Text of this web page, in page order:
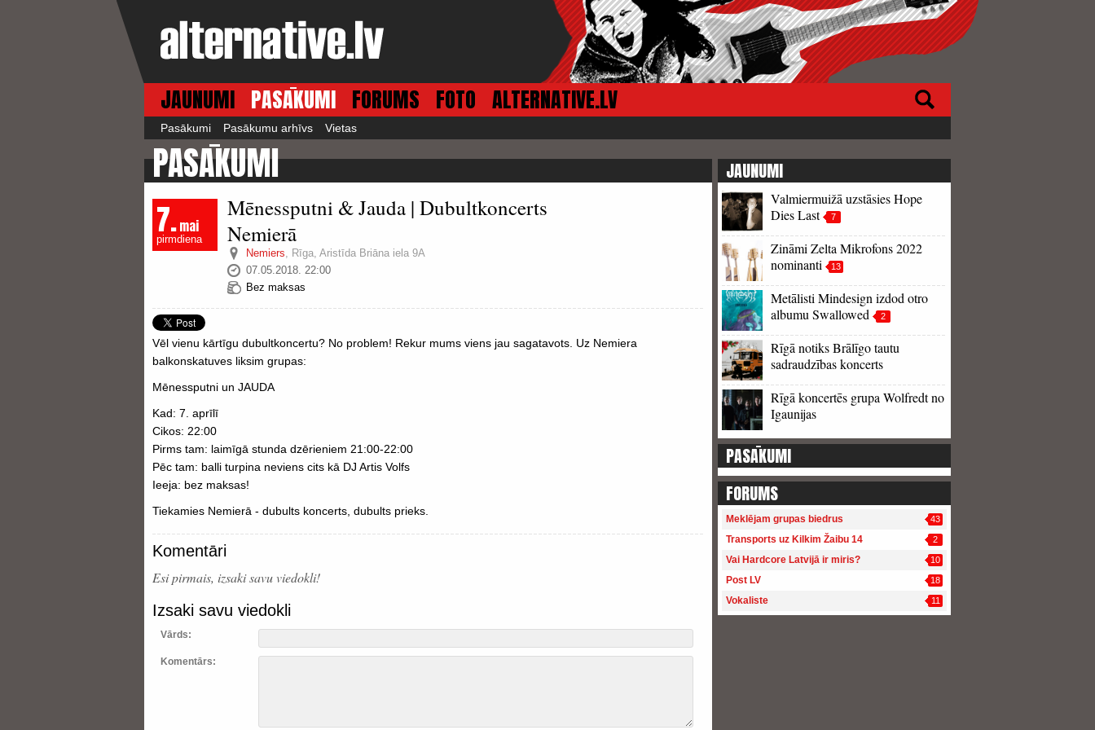
JAUNUMI PASĀKUMI FORUMS FOTO ALTERNATIVE.LV
Pasākumi Pasākumu arhīvs Vietas
PASĀKUMI
7.mai
pirmdiena
Mēnessputni & Jauda | Dubultkoncerts
Nemierā
Nemiers, Rīga, Aristīda Briāna iela 9A
07.05.2018. 22:00
Bez maksas
Vēl vienu kārtīgu dubultkoncertu? No problem! Rekur mums viens jau sagatavots. Uz Nemiera
balkonskatuves liksim grupas:
Mēnessputni un JAUDA
Kad: 7. aprīlī
Cikos: 22:00
Pirms tam: laimīgā stunda dzērieniem 21:00-22:00
Pēc tam: balli turpina neviens cits kā DJ Artis Volfs
Ieeja: bez maksas!
Tiekamies Nemierā - dubults koncerts, dubults prieks.
Komentāri
Esi pirmais, izsaki savu viedokli!
Izsaki savu viedokli
Vārds:
Komentārs:
JAUNUMI
Valmiermuižā uzstāsies Hope
Dies Last
7
Zināmi Zelta Mikrofons 2022
nominanti
13
Metālisti Mindesign izdod otro
albumu Swallowed
2
Rīgā notiks Brālīgo tautu
sadraudzības koncerts
Rīgā koncertēs grupa Wolfredt no
Igaunijas
PASĀKUMI
FORUMS
Meklējam grupas biedrus 43
Transports uz Kilkim Žaibu 14 2
Vai Hardcore Latvijā ir miris? 10
Post LV 18
Vokaliste 11